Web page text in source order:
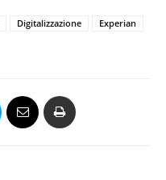
Digitalizzazione
Experian